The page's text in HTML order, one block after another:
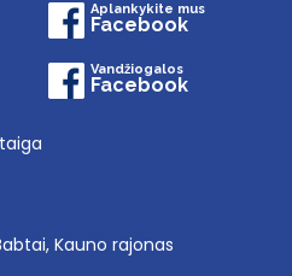
Aplankykite mus
Facebook
Vandžiogalos
Facebook
Kauno rajonas